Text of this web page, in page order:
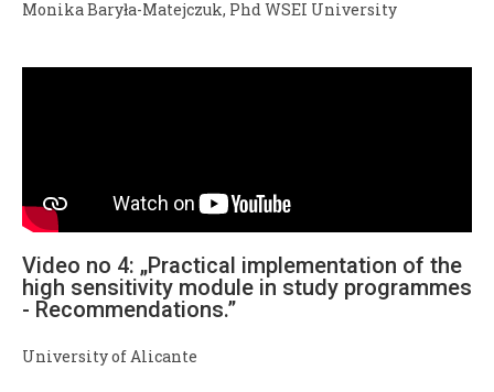
Monika Baryła-Matejczuk, Phd WSEI University
Video no 4: „Practical implementation of the
high sensitivity module in study programmes
- Recommendations.”
University of Alicante